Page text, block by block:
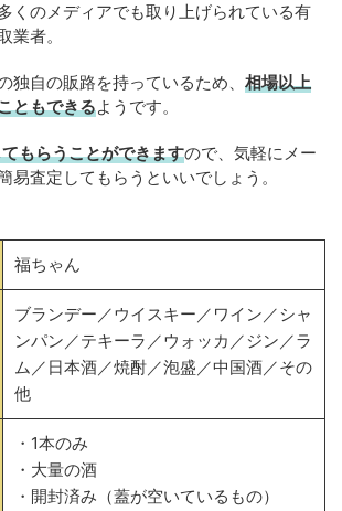
くのメディアでも取り上げられている有
業者。
独自の販路を持っているため、 相場以上
ともできるようです。
もらうことができますので、気軽にメー
易査定してもらうといいでしょう。
福ちゃん
ブランデー／ウイスキー／ワイン／シャ
ンパン／テキーラ／ウォッカ／ジン／ラ
ム／日本酒／焼酎／泡盛／中国酒／その
他
・1本のみ
・大量の酒
・開封済み（蓋が空いているもの）